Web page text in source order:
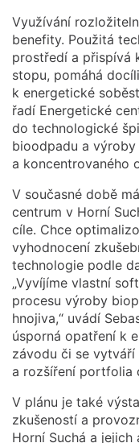
Využívání
benefity. Použitá
prostředí a přispívá
stopu, pomáhá
k energetické
řadí Energetické
do technologické
bioodpadu a
a koncentrovaného
V současné době
centrum v Horní
cíle. Chce
vyhodnocení
technologie podle
„Vyvíjíme vlastní
procesu výroby
hnojiva,“ uvádí
úsporná opatření k
závodu či se
a rozšíření portfolia
V plánu je také
zkušeností a
Horní Suchá a